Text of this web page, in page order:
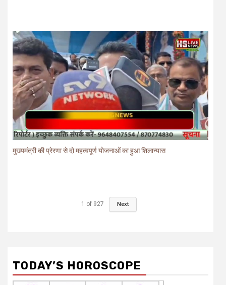
मुख्यमंत्री की प्रेरणा से दो महत्वपूर्ण योजनाओं का हुआ शिलान्यास
1 of 927 Next
TODAY’S HOROSCOPE